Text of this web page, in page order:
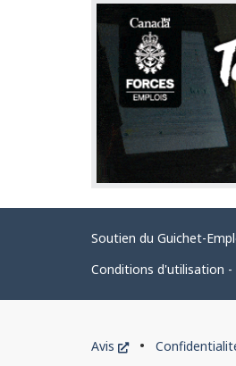
i
l
s
d
e
a
p
a
g
e
Liens
connexes
Soutien du Guichet-
Conditions d'utilisation -
Avis
Ce